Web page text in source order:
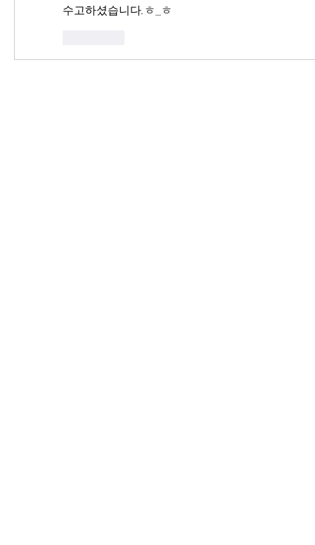
수고하셨습니다.ㅎ_ㅎ